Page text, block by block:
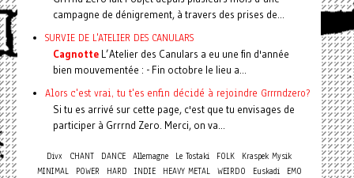
campagne de dénigrement, à travers des prises de...
SURVIE DE L'ATELIER DES CANULARS
CagnotteL’Atelier des Canulars a eu une fin d'année
bien mouvementée : - Fin octobre le lieu a...
Alors c'est vrai, tu t'es enfin décidé à rejoindre Grrrndzero?
Si tu es arrivé sur cette page, c'est que tu envisages de
participer à Grrrnd Zero. Merci, on va...
Divx CHANT DANCE Allemagne Le Tostaki FOLK
Kraspek Mysik
MINIMAL
POWER HARD INDIE HEAVY METAL WEIRDO Euskadi
EMO